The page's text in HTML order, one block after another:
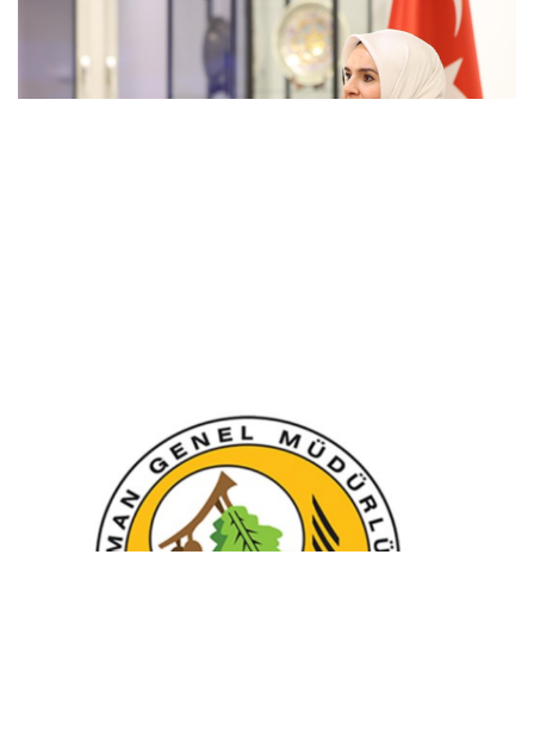
Göktaş: Ailelerimizi ve kadınları
desteklemeye devam edeceğiz
İspanya ve Fransa'daki görevlerini
tamamlayan yangın söndürme uçakları